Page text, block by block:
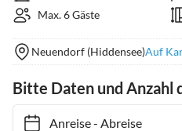
Max. 6 Gäste
Neuendorf (Hiddensee)Auf
Bitte Daten und Anzahl
Anreise- Abreise